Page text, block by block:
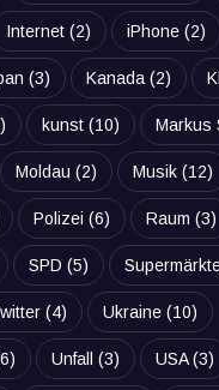
Internet (2) iPhone (2)
(3) Kanada(2)
kunst (10) Markus
Moldau (2) Musik (12)
Polizei (6) Raum (3)
SPD (5)
(4) Ukraine (10)
Unfall (3) USA(3)